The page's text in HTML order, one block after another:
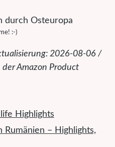
:-)
2026-08-06 /
Amazon Product
Highlights
Rumänien – Highlights,